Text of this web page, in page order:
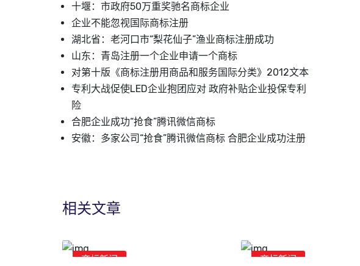
十堰：市政府50万重奖驰名商标企业
企业不能忽视国际商标注册
湖北省：老河口市“梨花仙子”渔业商标注册成功
山东：青岛注册一个企业申请一个商标
对第十版《商标注册用商品和服务国际分类》2012文本
专利大战促使LED企业抱团应对 政府补贴企业投保专利
险
合肥企业成功“抢食”腾讯微信商标
安徽：多家公司“抢食”腾讯微信商标 合肥企业成功注册
相关文章
商标新闻 商标新闻